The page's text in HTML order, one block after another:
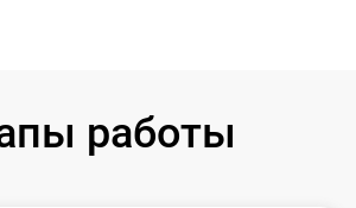
работы